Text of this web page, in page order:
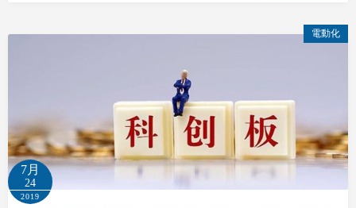
電動化
7月
24
2019